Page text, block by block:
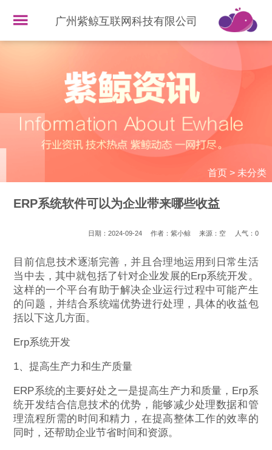
广州紫鲸互联网科技有限公司
首页> 未分类
ERP系统软件可以为企业带来哪些收益
日期：2024-09-24 作者：紫小鲸 来源：空 人气： 0
目前信息技术逐渐完善，并且合理地运用到日常生活
当中去，其中就包括了针对企业发展的Erp系统开发。
这样的一个平台有助于解决企业运行过程中可能产生
的问题，并结合系统端优势进行处理，具体的收益包
括以下这几方面。
Erp系统开发
1、提高生产力和生产质量
ERP系统的主要好处之一是提高生产力和质量，Erp系
统开发结合信息技术的优势，能够减少处理数据和管
理流程所需的时间和精力，在提高整体工作的效率的
同时，还帮助企业节省时间和资源。